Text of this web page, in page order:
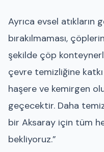
Ayrıca evsel atıkların
bırakılmaması,
şekilde çöp
çevre temizliğine
haşere ve kemirgen
geçecektir. Daha
bir Aksaray için tüm
bekliyoruz.”